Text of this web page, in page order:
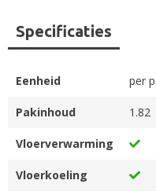
Specificaties
Eenheid per
Pakinhoud 1.82
Vloerverwarming
Vloerkoeling